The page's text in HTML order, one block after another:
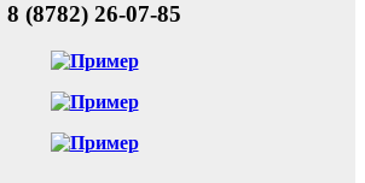
8 (8782) 26-07-85